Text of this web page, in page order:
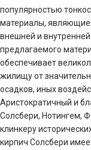
популярностью
материалы,
внешней и
предлагаемого
обеспечивает
жилищу от
осадков, иных
Аристократичный и
Солсбери, Нотингем,
клинкеру
кирпич Солсбери